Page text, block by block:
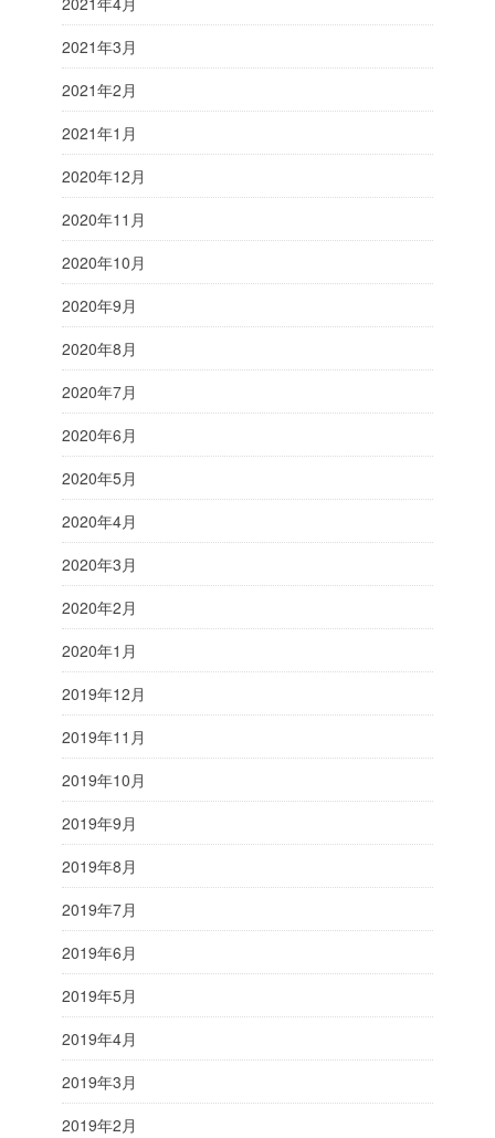
2021年3月
2021年2月
2021年1月
2020年12月
2020年11月
2020年10月
2020年9月
2020年8月
2020年7月
2020年6月
2020年5月
2020年4月
2020年3月
2020年2月
2020年1月
2019年12月
2019年11月
2019年10月
2019年9月
2019年8月
2019年7月
2019年6月
2019年5月
2019年4月
2019年3月
2019年2月